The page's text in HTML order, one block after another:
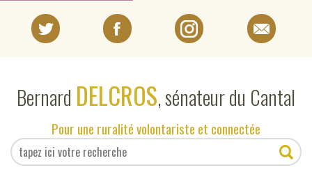
Bernard DELCROS, sénateur du Cantal
Pour une ruralité volontariste et connectée
EN DIRECT DU SÉNAT
EN DIRECT DU CANTAL